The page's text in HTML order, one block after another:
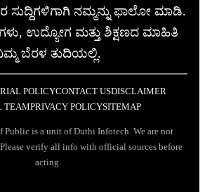
ಸುದ್ದಿಗಳಿಗಾಗಿ ನಮ್ಮನ್ನು ಫಾಲೋ ಮಾಡಿ.
ಉದ್ಯೋಗ ಮತ್ತು ಶಿಕ್ಷಣದ ಮಾಹಿತಿ
ಬೆರಳ ತುದಿಯಲ್ಲಿ.
POLICYCONTACT USDISCLAIMER
TEAMPRIVACY POLICYSITEMAP
Public is a unit of Duthi Infotech. We are not
verify all info with official sources before
acting.